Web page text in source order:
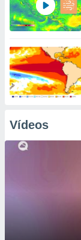
Vídeos